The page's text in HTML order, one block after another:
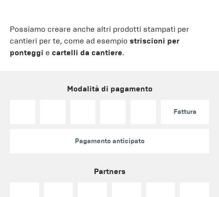
Possiamo creare anche altri prodotti stampati per
cantieri per te, come ad esempio striscioni per
ponteggi e cartelli da cantiere.
Modalità di pagamento
Fattura
Pagamento anticipato
Partners